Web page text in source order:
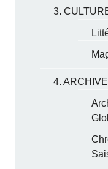
3.
4.